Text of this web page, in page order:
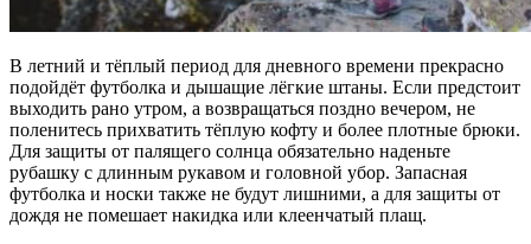
В летний и тёплый период для дневного времени прекрасно
подойдёт футболка и дышащие лёгкие штаны. Если предстоит
выходить рано утром, а возвращаться поздно вечером, не
поленитесь прихватить тёплую кофту и более плотные брюки.
Для защиты от палящего солнца обязательно наденьте
рубашку с длинным рукавом и головной убор. Запасная
футболка и носки также не будут лишними, а для защиты от
дождя не помешает накидка или клеенчатый плащ.